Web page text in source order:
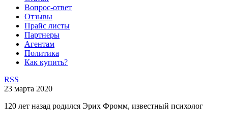
Вопрос-ответ
Отзывы
Прайс листы
Партнеры
Агентам
Политика
Как купить?
RSS
23 марта 2020
120 лет назад родился Эрих Фромм, известный психолог